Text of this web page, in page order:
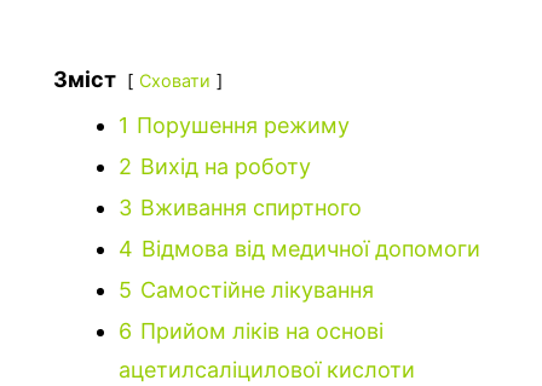
Зміст Сховати
1 Порушення режиму
2 Вихід на роботу
3 Вживання спиртного
4 Відмова від медичної допомоги
5 Самостійне лікування
6 Прийом ліків на основі
ацетилсаліцилової кислоти